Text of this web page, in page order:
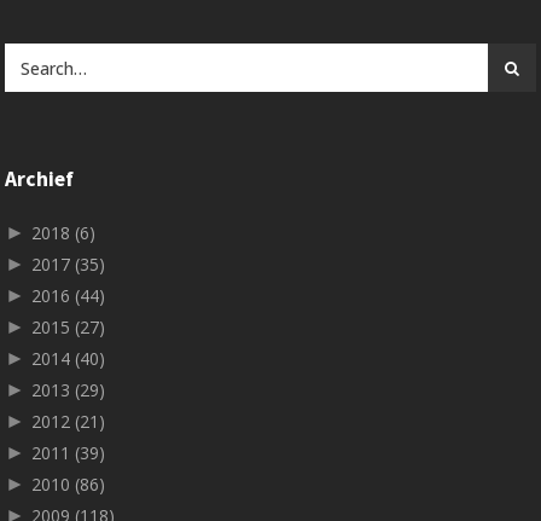
Archief
► 2018 (6)
► 2017 (35)
► 2016 (44)
► 2015 (27)
► 2014 (40)
► 2013 (29)
► 2012 (21)
► 2011 (39)
► 2010 (86)
► 2009 (118)